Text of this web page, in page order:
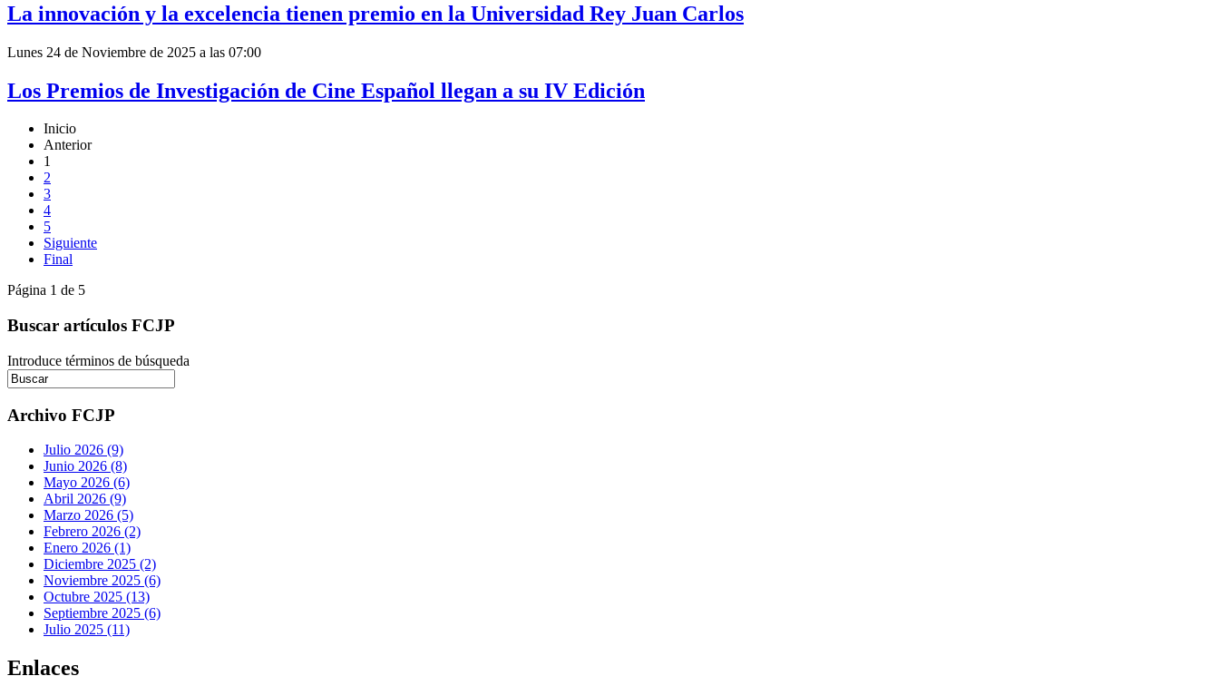
La innovación y la excelencia tienen premio en la Universidad Rey Juan Carlos
Lunes 24 de Noviembre de 2025 a las 07:00
Los Premios de Investigación de Cine Español llegan a su IV Edición
Inicio
Anterior
1
2
3
4
5
Siguiente
Final
Página 1 de 5
Buscar artículos FCJP
Introduce términos de búsqueda
Archivo FCJP
Julio 2026 (9)
Junio 2026 (8)
Mayo 2026 (6)
Abril 2026 (9)
Marzo 2026 (5)
Febrero 2026 (2)
Enero 2026 (1)
Diciembre 2025 (2)
Noviembre 2025 (6)
Octubre 2025 (13)
Septiembre 2025 (6)
Julio 2025 (11)
Enlaces